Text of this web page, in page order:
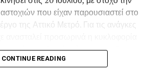
που είχαν παρουσιαστεί στο
της Αττικό Μετρό. Για τις ανάγκες
της πλατείας έως και τις 5
CONTINUE READING